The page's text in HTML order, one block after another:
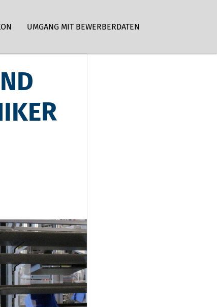
UMGANG MIT BEWERBERDATEN